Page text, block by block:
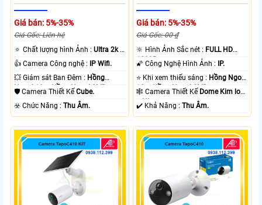
Giá bán: 5%-35%
Giá Gốc: Liên hệ
🔅 Chất lượng hình Ảnh :Ultra 2k +
.
👍 Camera Công nghệ :
IP Wifi.
💥 Giám sát Ban Đêm : Hồng
Ngoại 10m Hồng Ngoại SMD.
🛡 Camera Thiết KếCube.
️☣️ Chức Năng :Thu Âm.
Giá bán: 5%-35%
Giá Gốc: 00 ₫
🔆 Hình Ảnh Sắc nét : FULL HD
1080P .
🌠 Công Nghệ Hình Ảnh :
IP.
⭐ Khi xem thiếu sáng : Hồng Ngoại
10m Hồng Ngoại SMD.
🕸️ Camera Thiết Kế Dome Kim loại
+ Nhựa.
️✔️ Khả Năng :Thu Âm.